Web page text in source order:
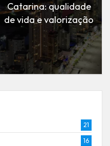
Catarina: qualidade
de vida e valorização
21
16